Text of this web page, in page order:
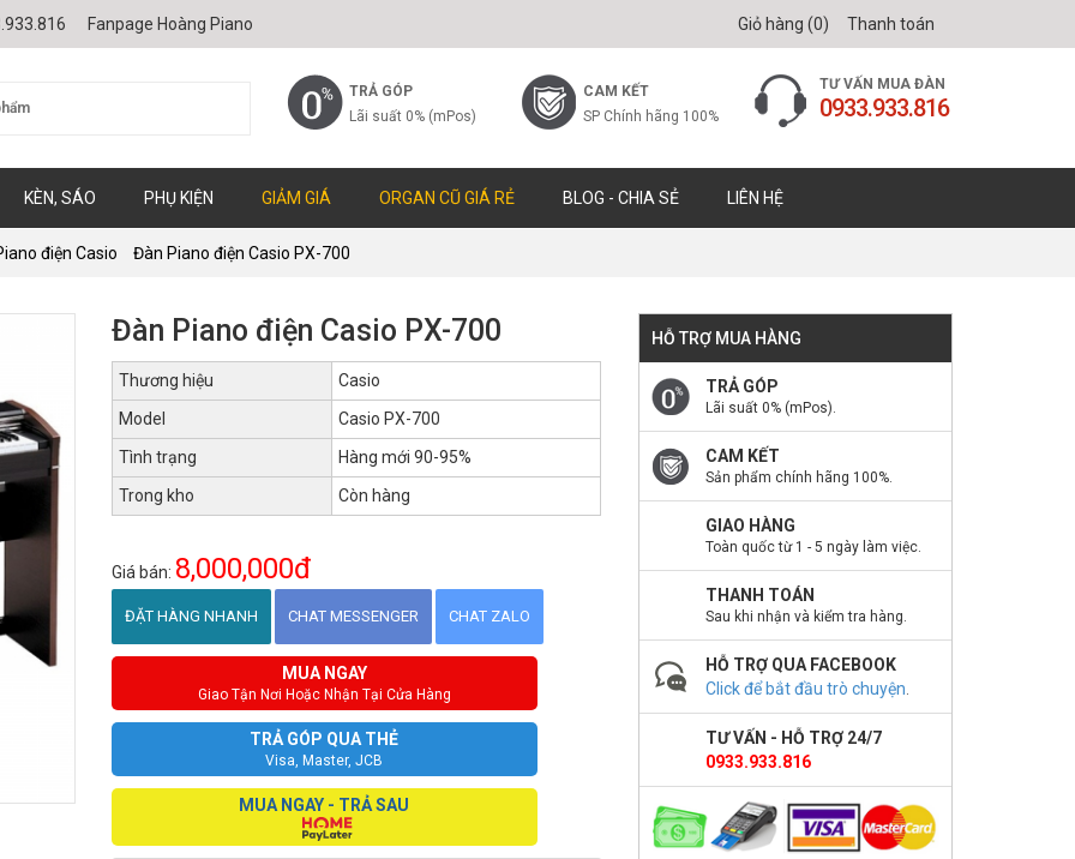
Fanpage Hoàng Piano Thanh toán
Giỏ hàng (0)
TRẢ GÓP
Lãi suất 0% (mPos)
CAM KẾT
SP Chính hãng 100%
TƯ VẤN MUA ĐÀN
0933.933.816
KÈN, SÁO PHỤ KIỆN GIẢM GIÁ ORGAN CŨ GIÁ RẺ BLOG - CHIA SẺ LIÊN HỆ
điện Casio Đàn Piano điện Casio PX-700
Đàn Piano điện Casio PX-700
Thương hiệu
Casio
Model
Casio PX-700
Tình trạng
Hàng mới 90-95%
Trong kho
Còn hàng
Giá bán: 8,000,000đ
ĐẶT HÀNG NHANH CHAT MESSENGER CHAT ZALO
MUA NGAY
Giao Tận Nơi Hoặc Nhận Tại Cửa Hàng
TRẢ GÓP QUA THẺ
Visa, Master, JCB
MUA NGAY - TRẢ SAU
HỖ TRỢ MUA HÀNG
TRẢ GÓP
Lãi suất 0% (mPos).
CAM KẾT
Sản phẩm chính hãng 100%.
GIAO HÀNG
Toàn quốc từ 1 - 5 ngày làm việc.
THANH TOÁN
Sau khi nhận và kiểm tra hàng.
HỖ TRỢ QUA FACEBOOK
Click để bắt đầu trò chuyện.
TƯ VẤN - HỖ TRỢ 24/7
0933.933.816